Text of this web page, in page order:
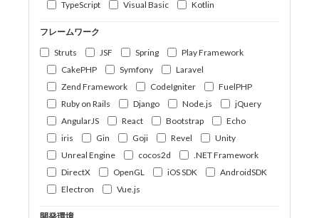
TypeScript
Visual Basic Kotlin
フレームワーク
Struts
JSF Spring
Play Framework
CakePHP
Symfony
Laravel
Zend Framework
CodeIgniter
FuelPHP
Ruby on Rails
Django Node.js
jQuery
AngularJS
React Bootstrap
Echo
iris
Gin Goji Revel
Unity
Unreal Engine
cocos2d
.NET Framework
DirectX
OpenGL iOS SDK
AndroidSDK
Electron
Vue.js